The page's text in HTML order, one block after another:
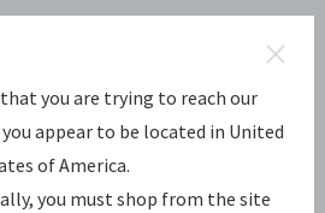
you are trying to reach our
appear to be located in United
of America.
you must shop from the site